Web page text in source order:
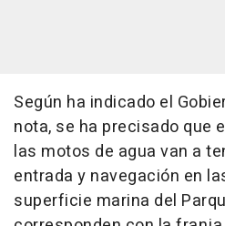
Según ha indicado el
nota, se ha precisado que
las motos de agua van a
entrada y navegación en
superficie marina del